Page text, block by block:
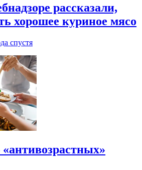
рассказали,
хорошее куриное мясо
спустя